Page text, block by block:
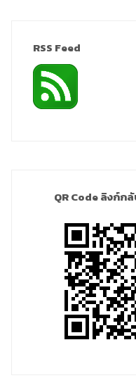
RSS Feed
QR Code ลิงก์ก